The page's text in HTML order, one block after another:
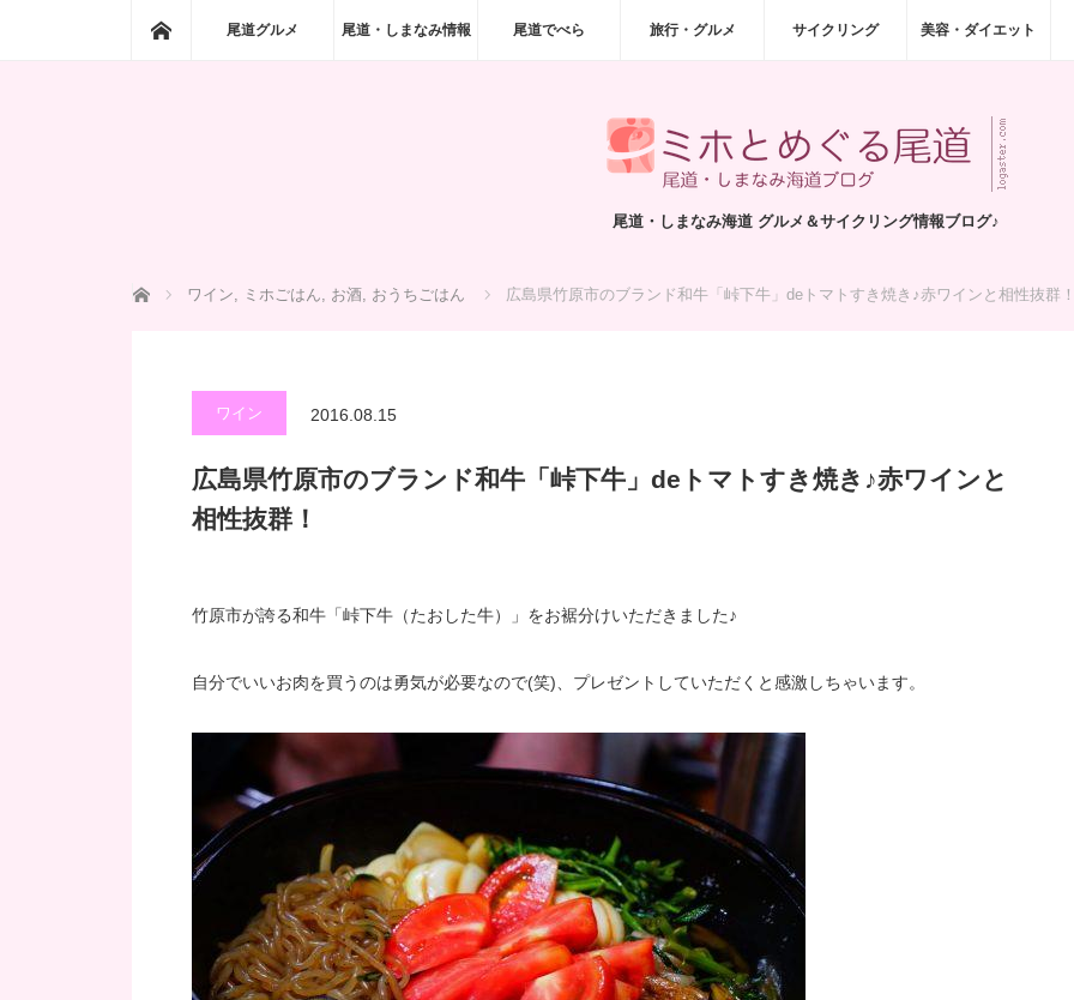
ホーム尾道グルメ 尾道・しまなみ情報 尾道でべら 旅行・グルメ サイクリング 美容・ダイエット
尾道・しまなみ海道 グルメ＆サイクリング情報ブログ♪
ホーム ワイン, ミホごはん, お酒, おうちごはん 広島県竹原市のブランド和牛「峠下牛」deトマトすき焼き♪赤ワインと相性抜群
ワイン 2016.08.15
広島県竹原市のブランド和牛「峠下牛」deトマトすき焼き♪赤ワインと
相性抜群！
竹原市が誇る和牛「峠下牛（たおした牛）」をお裾分けいただきました♪
自分でいいお肉を買うのは勇気が必要なので(笑)、プレゼントしていただくと感激しちゃいます。